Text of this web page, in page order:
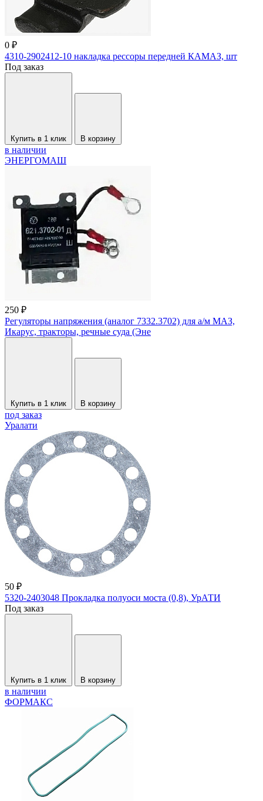
0 ₽
4310-2902412-10 накладка рессоры передней КАМАЗ, шт
Под заказ
Купить в 1 клик В корзину
в наличии
ЭНЕРГОМАШ
250 ₽
Регуляторы напряжения (аналог 7332.3702) для а/м МАЗ,
Икарус, тракторы, речные суда (Эне
Купить в 1 клик В корзину
под заказ
Уралати
50 ₽
5320-2403048 Прокладка полуоси моста (0,8), УрАТИ
Под заказ
Купить в 1 клик В корзину
в наличии
ФОРМАКС